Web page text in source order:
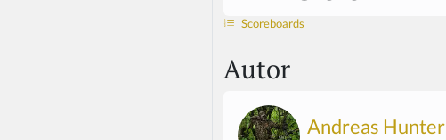
Scoreboards
Autor
Andreas Hunter